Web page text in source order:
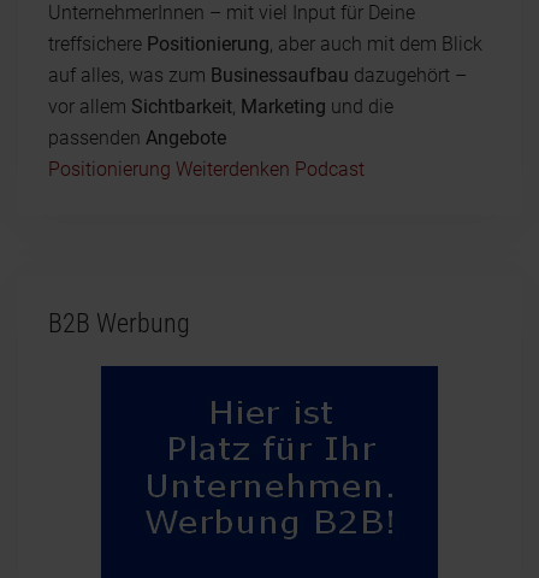
UnternehmerInnen – mit viel Input für Deine
treffsichere Positionierung, aber auch mit dem Blick
auf alles, was zum Businessaufbau dazugehört –
vor allem Sichtbarkeit, Marketing und die
passenden Angebote
Positionierung Weiterdenken Podcast
B2B Werbung